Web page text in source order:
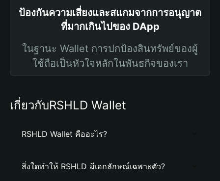
ป้องกันความเสี่ยงและสแกมจากการอนุญาต
ที่มากเกินไปของ DApp
ในฐานะ Wallet การปกป้องสินทรัพย์ของผู้
ใช้ถือเป็นหัวใจหลักในพันธกิจของเรา
เกี่ยวกับRSHLD Wallet
RSHLD Wallet คืออะไร?
สิ่งใดทำให้ RSHLD มีเอกลักษณ์เฉพาะตัว?